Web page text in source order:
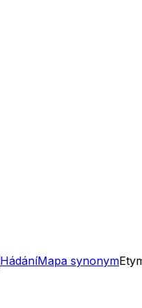
HádáníMapa synonym